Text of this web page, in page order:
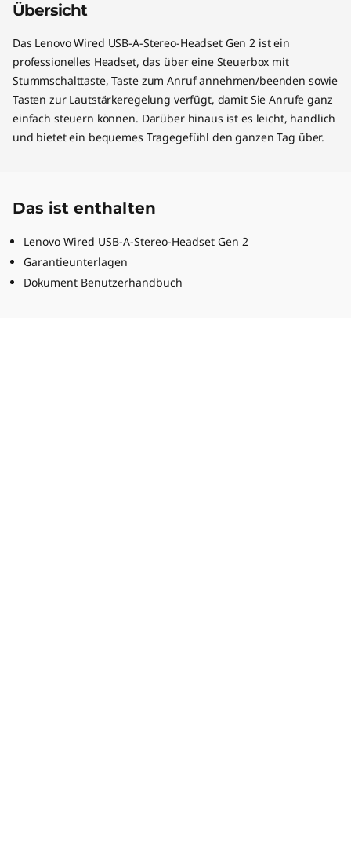
Übersicht
Das Lenovo Wired USB-A-Stereo-Headset Gen 2 ist ein
professionelles Headset, das über eine Steuerbox mit
Stummschalttaste, Taste zum Anruf annehmen/beenden sowie
Tasten zur Lautstärkeregelung verfügt, damit Sie Anrufe ganz
einfach steuern können. Darüber hinaus ist es leicht, handlich
und bietet ein bequemes Tragegefühl den ganzen Tag über.
Das ist enthalten
Lenovo Wired USB-A-Stereo-Headset Gen 2
Garantieunterlagen
Dokument Benutzerhandbuch